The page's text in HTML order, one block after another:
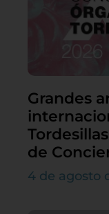
Grandes
de
4 de agosto